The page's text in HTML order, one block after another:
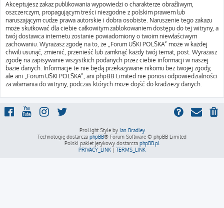
Akceptujesz zakaz publikowania wypowiedzi o charakterze obraźliwym,
oszczerczym, propagującym treści niezgodne z polskim prawem lub
naruszającym cudze prawa autorskie i dobra osobiste. Naruszenie tego zakazu
może skutkować dla ciebie całkowitym zablokowaniem dostępu do tej witryny, a
twój dostawca internetu zostanie powiadomiony o twoim niewłaściwym
zachowaniu. Wyrażasz zgodę na to, że „Forum USKI POLSKA” może w każdej
chwili usunąć, zmienić, przenieść lub zamknąć każdy twój temat, post. Wyrażasz
zgodę na zapisywanie wszystkich podanych przez ciebie informacji w naszej
bazie danych. Informacje te nie będą przekazywane nikomu bez twojej zgody,
ale ani „Forum USKI POLSKA”, ani phpBB Limited nie ponosi odpowiedzialności
za włamania do witryny, podczas których może dojść do kradzieży danych.
ProLight Style by Ian Bradley
Technologię dostarcza phpBB® Forum Software © phpBB Limited
Polski pakiet językowy dostarcza phpBB.pl
PRIVACY_LINK | TERMS_LINK